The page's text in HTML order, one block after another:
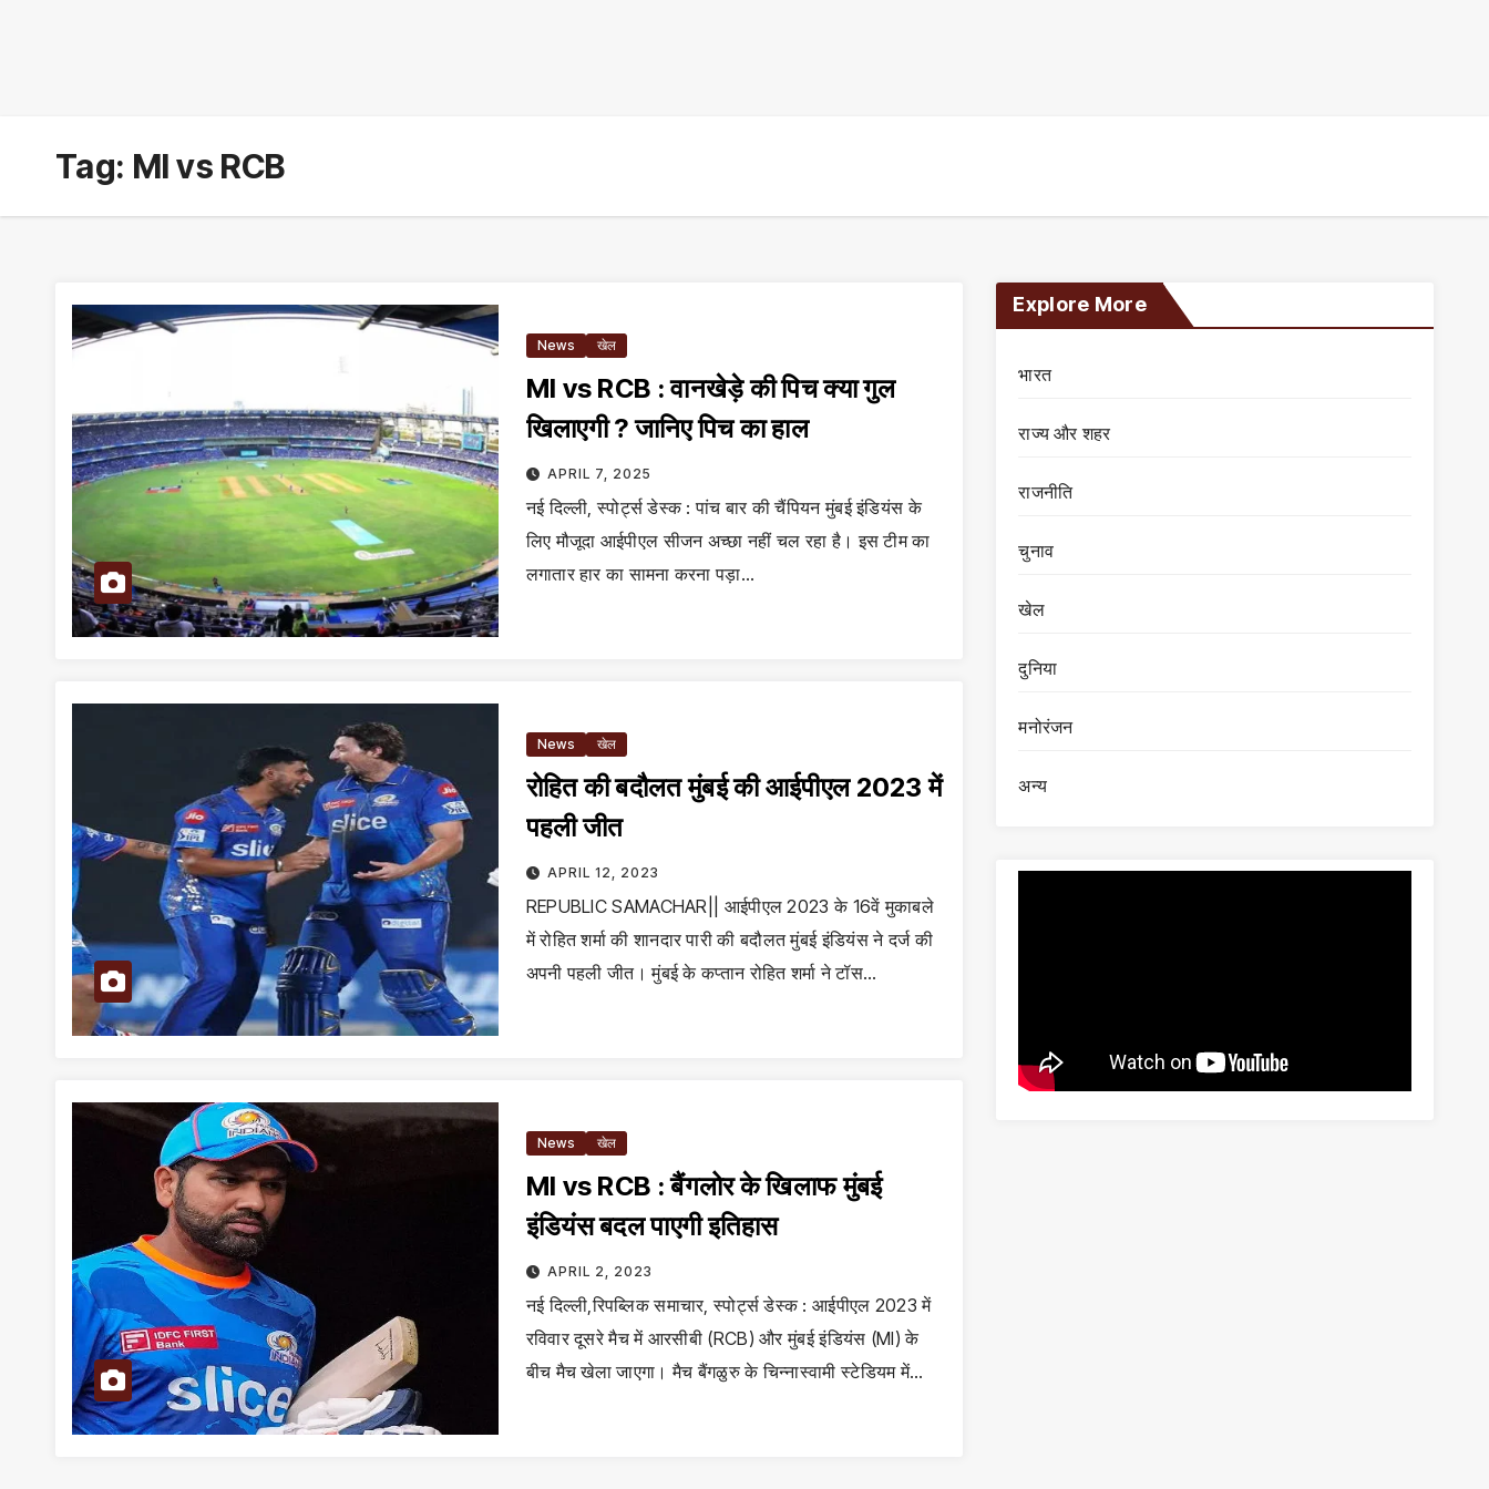
Tag: MI vs RCB
News खेल
MI vs RCB : वानखेड़े की पिच क्या गुल
खिलाएगी ? जानिए पिच का हाल
APRIL 7, 2025
नई दिल्ली, स्पोर्ट्स डेस्क : पांच बार की चैंपियन मुंबई इंडियंस के
लिए मौजूदा आईपीएल सीजन अच्छा नहीं चल रहा है। इस टीम का
लगातार हार का सामना करना पड़ा…
News खेल
रोहित की बदौलत मुंबई की आईपीएल 2023 में
पहली जीत
APRIL 12, 2023
REPUBLIC SAMACHAR|| आईपीएल 2023 के 16वें मुकाबले
में रोहित शर्मा की शानदार पारी की बदौलत मुंबई इंडियंस ने दर्ज की
अपनी पहली जीत। मुंबई के कप्तान रोहित शर्मा ने टॉस…
News खेल
MI vs RCB : बैंगलोर के खिलाफ मुंबई
इंडियंस बदल पाएगी इतिहास
APRIL 2, 2023
नई दिल्ली,रिपब्लिक समाचार, स्पोर्ट्स डेस्क : आईपीएल 2023 में
रविवार दूसरे मैच में आरसीबी (RCB) और मुंबई इंडियंस (MI) के
बीच मैच खेला जाएगा। मैच बैंगळुरु के चिन्नास्वामी स्टेडियम में…
Explore More
भारत
राज्य और शहर
राजनीति
चुनाव
खेल
दुनिया
मनोरंजन
अन्य